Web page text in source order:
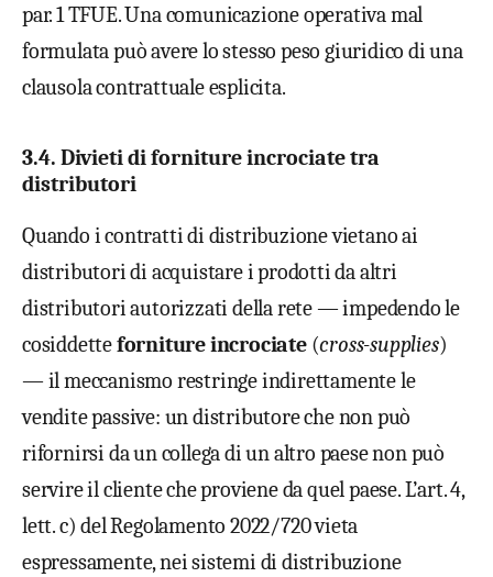
par. 1 TFUE. Una comunicazione operativa mal
formulata può avere lo stesso peso giuridico di una
clausola contrattuale esplicita.
3.4. Divieti di forniture incrociate tra
distributori
Quando i contratti di distribuzione vietano ai
distributori di acquistare i prodotti da altri
distributori autorizzati della rete — impedendo le
cosiddetteforniture incrociate(cross-supplies)
— il meccanismo restringe indirettamente le
vendite passive: un distributore che non può
rifornirsi da un collega di un altro paese non può
servire il cliente che proviene da quel paese. L’art. 4,
lett. c) del Regolamento 2022/720 vieta
espressamente, nei sistemi di distribuzione